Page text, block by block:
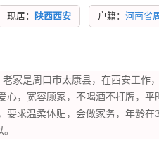
现居： 陕西西安 户籍： 河南省
家是周口市太康县，在西安工作
心，宽容顾家，不喝酒不打牌，平
要求温柔体贴，会做家务，年龄